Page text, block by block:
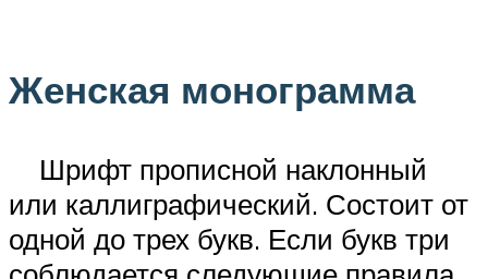
Женская монограмма
Шрифт прописной наклонный
или каллиграфический. Состоит от
одной до трех букв. Если букв три